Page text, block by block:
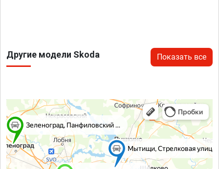
Другие модели Skoda Показать все